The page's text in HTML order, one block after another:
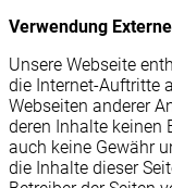
Verwendung
Unsere Webseite
die Internet-Auftritte
Webseiten anderer
deren Inhalte keinen
auch keine Gewähr
die Inhalte dieser